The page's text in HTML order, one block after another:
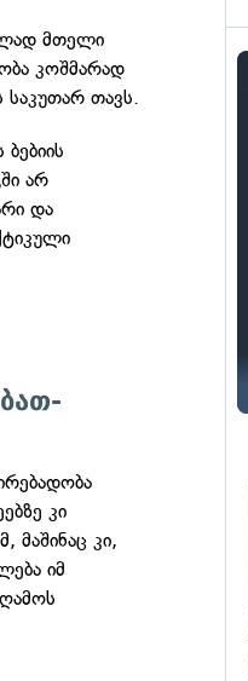
მთელი
კოშმარად
საკუთარ თავს.
არ
და
კი
მაშინაც კი,
იმ